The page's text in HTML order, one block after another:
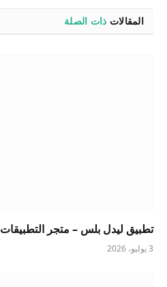
المقالات ذات الصلة
تطبيق ليدل بلس – متجر التطبيقات
3 يوليو، 2026